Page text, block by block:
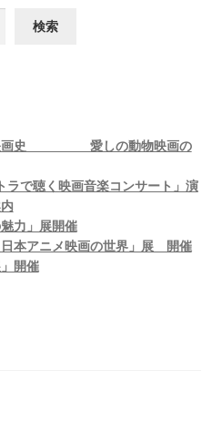
検索
映画史 愛しの動物映画の
ラで聴く映画音楽コンサート」演
力」展開催
本アニメ映画の世界」展 開催
開催